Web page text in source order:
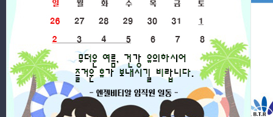
라이트배터리&충전기&마운트
전동릴배터리/자전거배터리/
파워뱅크
배터리